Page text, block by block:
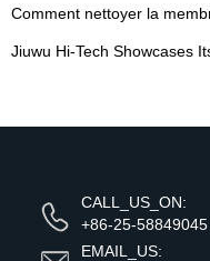
Comment nettoyer la
CALL_US_ON:
+86-25-58849045
EMAIL_US: